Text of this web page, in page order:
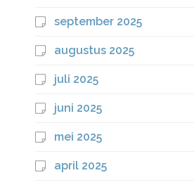
september 2025
augustus 2025
juli 2025
juni 2025
mei 2025
april 2025